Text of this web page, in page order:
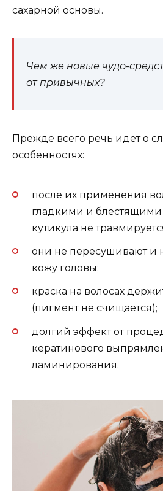
сахарной основы.
Чем же новые чудо-
от привычных?
Прежде всего речь идет о
особенностях:
после их применения
гладкими и блестящими
кутикула не
они не пересушивают и
кожу головы;
краска на волосах
(пигмент не счищается);
долгий эффект от
кератинового
ламинирования.